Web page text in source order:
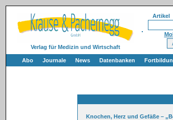
Verlag für Medizin und Wirtschaft
Artikel
Abo Journale News Datenbanken
Knochen, Herz und Gefäße –